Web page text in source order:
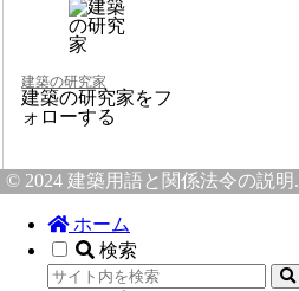
建築の研究家
建築の研究家をフ
ォローする
© 2024 建築用語と関係法令の説明.
ホーム
検索